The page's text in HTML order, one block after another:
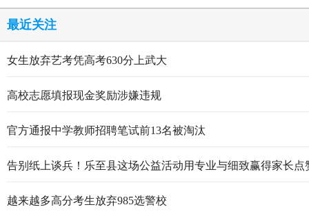
最近关注
女生放弃艺考凭高考630分上武大
高校志愿填报现金奖励涉嫌违规
官方通报中学教师招聘笔试前13名被淘汰
告别纸上谈兵！乐至县这场公益活动用专业与细致赢得家长点
越来越多高分考生放弃985选警校